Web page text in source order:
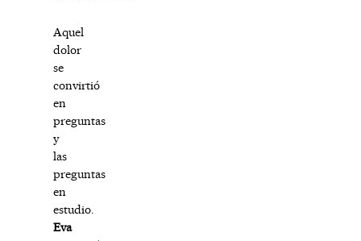
Aquel
dolor
se
convirtió
en
preguntas
y
las
preguntas
en
estudio.
Eva